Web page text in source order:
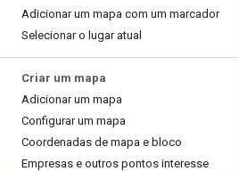
Adicionar um mapa com um marcador
Selecionar o lugar atual
Criar um mapa
Adicionar um mapa
Configurar um mapa
Coordenadas de mapa e bloco
Empresas e outros pontos interesse